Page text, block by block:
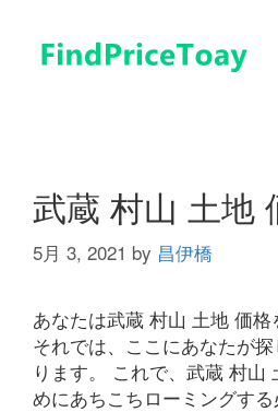
武蔵 村山 土地
5月 3, 2021 by 昌伊橋
あなたは武蔵 村山 土地 価格
それでは、ここにあなたが
ります。 これで、武蔵 村山
めにあちこちローミングする